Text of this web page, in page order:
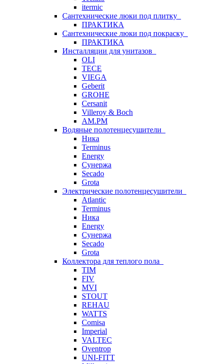
itermic
Сантехнические люки под плитку
ПРАКТИКА
Сантехнические люки под покраску
ПРАКТИКА
Инсталляции для унитазов
OLI
TECE
VIEGA
Geberit
GROHE
Cersanit
Villeroy & Boch
AM.PM
Водяные полотенцесушители
Ника
Terminus
Energy
Сунержа
Secado
Grota
Электрические полотенцесушители
Atlantic
Terminus
Ника
Energy
Сунержа
Secado
Grota
Коллектора для теплого пола
TIM
FIV
MVI
STOUT
REHAU
WATTS
Comisa
Imperial
VALTEC
Oventrop
UNI-FITT